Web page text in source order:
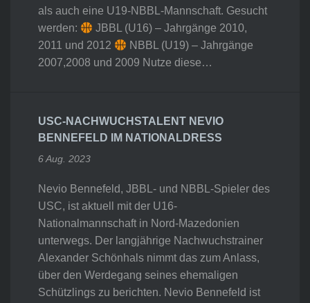
als auch eine U19-NBBL-Mannschaft. Gesucht
werden:
JBBL (U16) – Jahrgänge 2010,
2011 und 2012
NBBL (U19) – Jahrgänge
2007,2008 und 2009 Nutze diese…
USC-NACHWUCHSTALENT NEVIO
BENNEFELD IM NATIONALDRESS
6 Aug. 2023
Nevio Bennefeld, JBBL- und NBBL-Spieler des
USC, ist aktuell mit der U16-
Nationalmannschaft in Nord-Mazedonien
unterwegs. Der langjährige Nachwuchstrainer
Alexander Schönhals nimmt das zum Anlass,
über den Werdegang seines ehemaligen
Schützlings zu berichten. Nevio Bennefeld ist